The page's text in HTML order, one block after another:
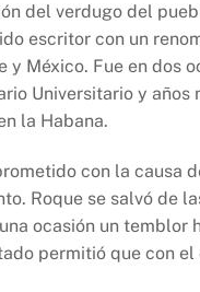
del verdugo del
escritor con un
México. Fue en dos
Universitario y años
la Habana.
con la causa
Roque se salvó de
ocasión un temblor
permitió que con